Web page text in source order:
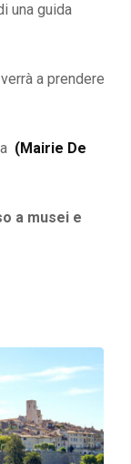
una guida
verrà a prendere
(Mairie De
a musei e